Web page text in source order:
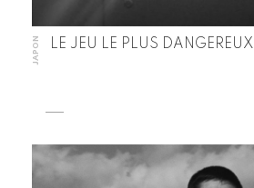
JAPON LE JEU LE PLUS DANGEREUX